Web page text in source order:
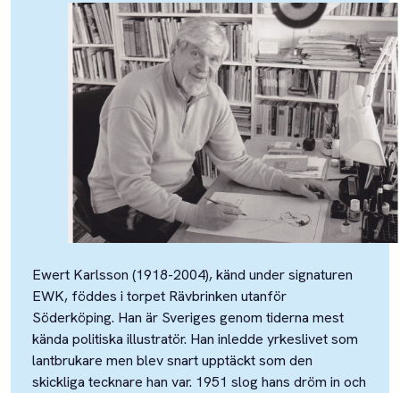
Ewert Karlsson (1918-2004), känd under signaturen
EWK, föddes i torpet Rävbrinken utanför
Söderköping. Han är Sveriges genom tiderna mest
kända politiska illustratör. Han inledde yrkeslivet som
lantbrukare men blev snart upptäckt som den
skickliga tecknare han var. 1951 slog hans dröm in och